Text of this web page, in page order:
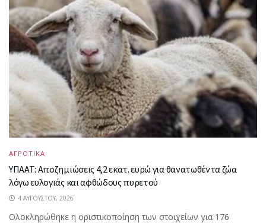
ΑΓΡΟΤΙΚΑ
ΥΠΑΑΤ: Αποζημιώσεις 4,2 εκατ. ευρώ για θανατωθέντα ζώα
λόγω ευλογιάς και αφθώδους πυρετού
4 ΑΥΓΟΎΣΤΟΥ, 2026
Ολοκληρώθηκε η οριστικοποίηση των στοιχείων για 176